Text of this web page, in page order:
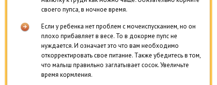
своего пупса, в ночное время.
Если у ребенка нет проблем с мочеиспусканием, но он
плохо прибавляет в весе. То в докорме пупс не
нуждается. И означает это что вам необходимо
откорректировать свое питание. Также убедитесь в том,
что малыш правильно заглатывает сосок. Увеличьте
время кормления.